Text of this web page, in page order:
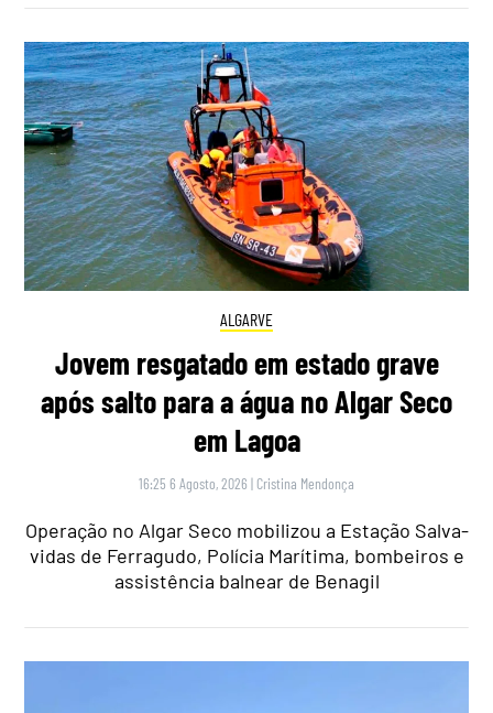
ALGARVE
Jovem resgatado em estado grave
após salto para a água no Algar Seco
em Lagoa
16:25 6 Agosto, 2026 | Cristina Mendonça
Operação no Algar Seco mobilizou a Estação Salva-
vidas de Ferragudo, Polícia Marítima, bombeiros e
assistência balnear de Benagil